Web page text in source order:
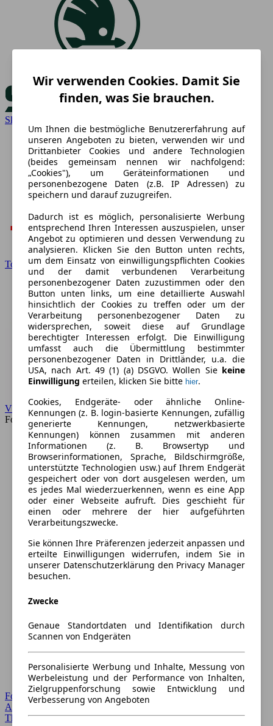
Skoda
Toyota
VW
Forum
Forum Startseite
Alle Auto-Foren
Themen-Forum
Wir verwenden Cookies. Damit Sie
finden, was Sie brauchen.
Um Ihnen die bestmögliche Benutzererfahrung auf
unseren Angeboten zu bieten, verwenden wir und
Drittanbieter Cookies und andere Technologien
(beides gemeinsam nennen wir nachfolgend:
„Cookies"), um Geräteinformationen und
personenbezogene Daten (z.B. IP Adressen) zu
speichern und darauf zuzugreifen.
Dadurch ist es möglich, personalisierte Werbung
entsprechend Ihren Interessen auszuspielen, unser
Angebot zu optimieren und dessen Verwendung zu
analysieren. Klicken Sie den Button unten rechts,
um dem Einsatz von einwilligungspflichten Cookies
und der damit verbundenen Verarbeitung
personenbezogener Daten zuzustimmen oder den
Button unten links, um eine detaillierte Auswahl
hinsichtlich der Cookies zu treffen oder um der
Verarbeitung personenbezogener Daten zu
widersprechen, soweit diese auf Grundlage
berechtigter Interessen erfolgt. Die Einwilligung
umfasst auch die Übermittlung bestimmter
personenbezogener Daten in Drittländer, u.a. die
USA, nach Art. 49 (1) (a) DSGVO. Wollen Sie keine
Einwilligung erteilen, klicken Sie bitte hier.
Cookies, Endgeräte- oder ähnliche Online-
Kennungen (z. B. login-basierte Kennungen, zufällig
generierte Kennungen, netzwerkbasierte
Kennungen) können zusammen mit anderen
Informationen (z. B. Browsertyp und
Browserinformationen, Sprache, Bildschirmgröße,
unterstützte Technologien usw.) auf Ihrem Endgerät
gespeichert oder von dort ausgelesen werden, um
es jedes Mal wiederzuerkennen, wenn es eine App
oder einer Webseite aufruft. Dies geschieht für
einen oder mehrere der hier aufgeführten
Verarbeitungszwecke.
Sie können Ihre Präferenzen jederzeit anpassen und
erteilte Einwilligungen widerrufen, indem Sie in
unserer Datenschutzerklärung den Privacy Manager
besuchen.
Zwecke
Genaue Standortdaten und Identifikation durch
Scannen von Endgeräten
Personalisierte Werbung und Inhalte, Messung von
Werbeleistung und der Performance von Inhalten,
Zielgruppenforschung sowie Entwicklung und
Verbesserung von Angeboten